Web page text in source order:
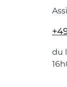
du